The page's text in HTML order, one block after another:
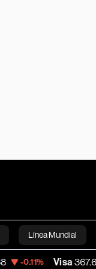
Línea Mundial
Bloomberg
Visa 367.66 -0.52%